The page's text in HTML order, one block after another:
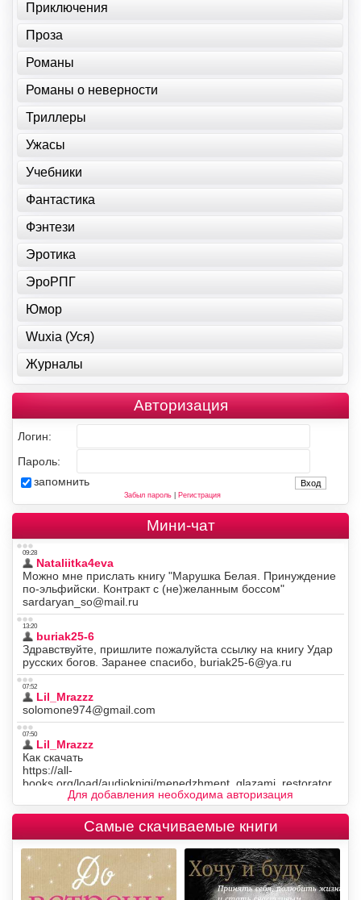
Приключения
Проза
Романы
Романы о неверности
Триллеры
Ужасы
Учебники
Фантастика
Фэнтези
Эротика
ЭроРПГ
Юмор
Wuxia (Уся)
Журналы
Авторизация
Логин:
Пароль:
запомнить
Забыл пароль| Регистрация
Мини-чат
Для добавления необходима авторизация
Самые скачиваемые книги